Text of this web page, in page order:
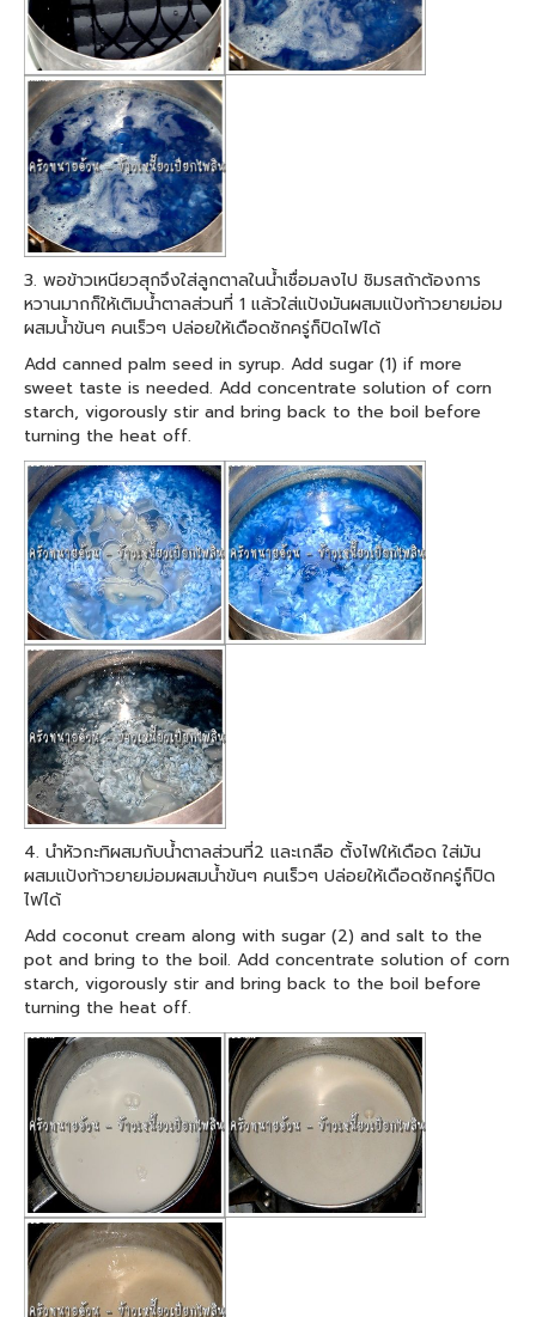
3. พอข้าวเหนียวสุกจึงใส่ลูกตาลในน้ำเชื่อมลงไป ชิมรสถ้าต้องการ
หวานมากก็ให้เติมน้ำตาลส่วนที่ 1 แล้วใส่แป้งมันผสมแป้งท้าวยายม่อม
ผสมน้ำข้นๆ คนเร็วๆ ปล่อยให้เดือดซักครู่ก็ปิดไฟได้
Add canned palm seed in syrup. Add sugar (1) if more
sweet taste is needed. Add concentrate solution of corn
starch, vigorously stir and bring back to the boil before
turning the heat off.
4. นำหัวกะทิผสมกับน้ำตาลส่วนที่2 และเกลือ ตั้งไฟให้เดือด ใส่มัน
ผสมแป้งท้าวยายม่อมผสมน้ำข้นๆ คนเร็วๆ ปล่อยให้เดือดซักครู่ก็ปิด
ไฟได้
Add coconut cream along with sugar (2) and salt to the
pot and bring to the boil. Add concentrate solution of corn
starch, vigorously stir and bring back to the boil before
turning the heat off.